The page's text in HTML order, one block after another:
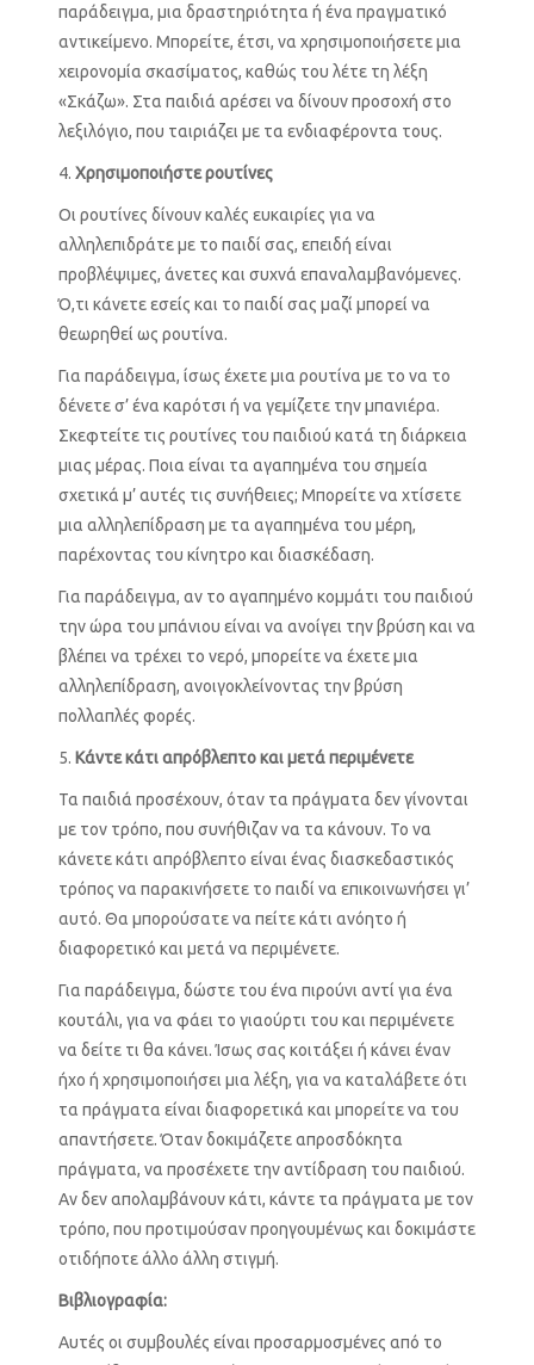
παράδειγμα, μια δραστηριότητα ή ένα πραγματικό
αντικείμενο. Μπορείτε, έτσι, να χρησιμοποιήσετε μια
χειρονομία σκασίματος, καθώς του λέτε τη λέξη
«Σκάζω». Στα παιδιά αρέσει να δίνουν προσοχή στο
λεξιλόγιο, που ταιριάζει με τα ενδιαφέροντα τους.
Χρησιμοποιήστε ρουτίνες
Οι ρουτίνες δίνουν καλές ευκαιρίες για να
αλληλεπιδράτε με το παιδί σας, επειδή είναι
προβλέψιμες, άνετες και συχνά επαναλαμβανόμενες.
Ό,τι κάνετε εσείς και το παιδί σας μαζί μπορεί να
θεωρηθεί ως ρουτίνα.
Για παράδειγμα, ίσως έχετε μια ρουτίνα με το να το
δένετε σ’ ένα καρότσι ή να γεμίζετε την μπανιέρα.
Σκεφτείτε τις ρουτίνες του παιδιού κατά τη διάρκεια
μιας μέρας. Ποια είναι τα αγαπημένα του σημεία
σχετικά μ’ αυτές τις συνήθειες; Μπορείτε να χτίσετε
μια αλληλεπίδραση με τα αγαπημένα του μέρη,
παρέχοντας του κίνητρο και διασκέδαση.
Για παράδειγμα, αν το αγαπημένο κομμάτι του παιδιού
την ώρα του μπάνιου είναι να ανοίγει την βρύση και να
βλέπει να τρέχει το νερό, μπορείτε να έχετε μια
αλληλεπίδραση, ανοιγοκλείνοντας την βρύση
πολλαπλές φορές.
Κάντε κάτι απρόβλεπτο και μετά περιμένετε
Τα παιδιά προσέχουν, όταν τα πράγματα δεν γίνονται
με τον τρόπο, που συνήθιζαν να τα κάνουν. Το να
κάνετε κάτι απρόβλεπτο είναι ένας διασκεδαστικός
τρόπος να παρακινήσετε το παιδί να επικοινωνήσει γι’
αυτό. Θα μπορούσατε να πείτε κάτι ανόητο ή
διαφορετικό και μετά να περιμένετε.
Για παράδειγμα, δώστε του ένα πιρούνι αντί για ένα
κουτάλι, για να φάει το γιαούρτι του και περιμένετε
να δείτε τι θα κάνει. Ίσως σας κοιτάξει ή κάνει έναν
ήχο ή χρησιμοποιήσει μια λέξη, για να καταλάβετε ότι
τα πράγματα είναι διαφορετικά και μπορείτε να του
απαντήσετε. Όταν δοκιμάζετε απροσδόκητα
πράγματα, να προσέχετε την αντίδραση του παιδιού.
Αν δεν απολαμβάνουν κάτι, κάντε τα πράγματα με τον
τρόπο, που προτιμούσαν προηγουμένως και δοκιμάστε
οτιδήποτε άλλο άλλη στιγμή.
Βιβλιογραφία:
Αυτές οι συμβουλές είναι προσαρμοσμένες από το